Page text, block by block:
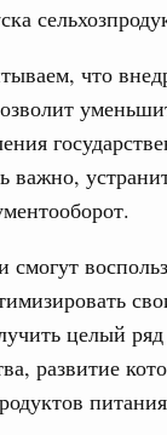
что
важно,
целый
развитие
зданий
более